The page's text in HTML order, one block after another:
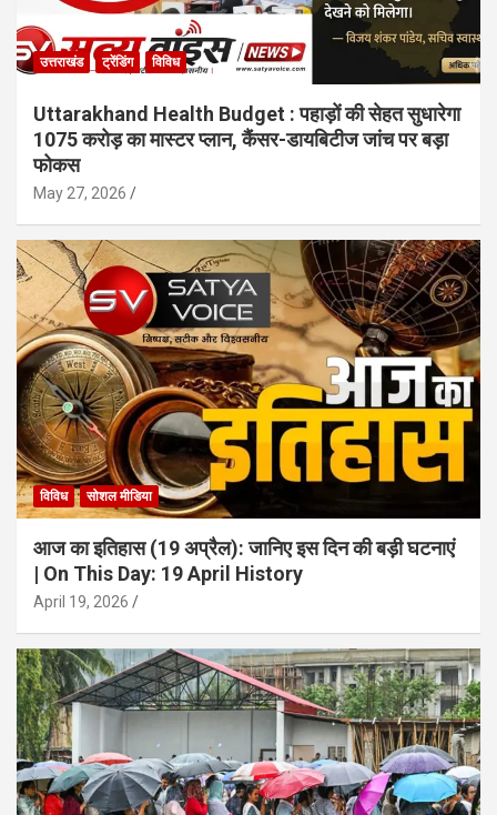
उत्तराखंड ट्रेंडिंग विविध
Uttarakhand Health Budget : पहाड़ों की सेहत सुधारेगा
1075 करोड़ का मास्टर प्लान, कैंसर-डायबिटीज जांच पर बड़ा
फोकस
May 27, 2026
विविध सोशल मीडिया
आज का इतिहास (19 अप्रैल): जानिए इस दिन की बड़ी घटनाएं
| On This Day: 19 April History
April 19, 2026